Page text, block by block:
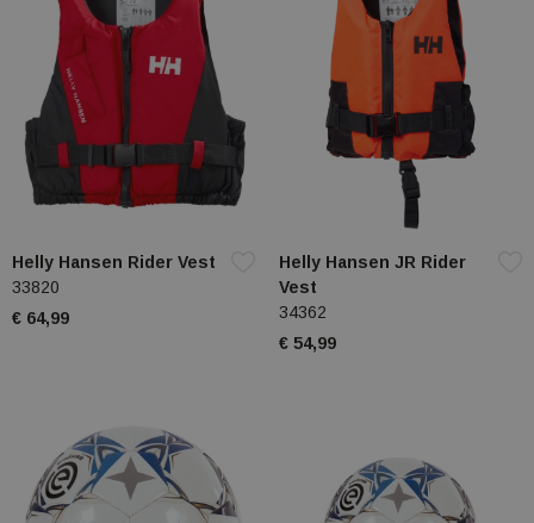
Helly Hansen Rider Vest
33820
€ 64,99
Helly Hansen JR Rider
Vest
34362
€ 54,99